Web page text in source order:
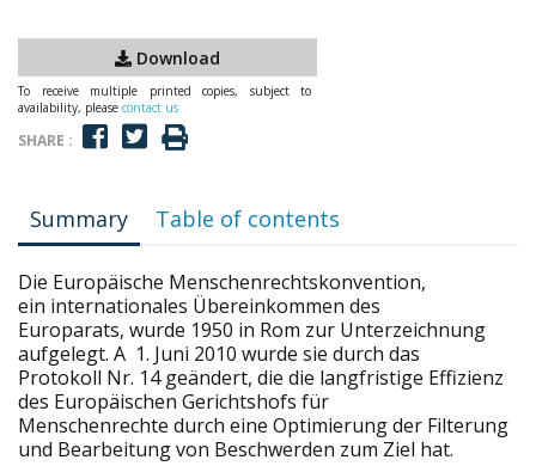
Download
To receive multiple printed copies, subject to
availability, please contact us
SHARE :
Summary Table of contents
Die Europäische Menschenrechtskonvention,
ein internationales Übereinkommen des
Europarats, wurde 1950 in Rom zur Unterzeichnung
aufgelegt. A 1. Juni 2010 wurde sie durch das
Protokoll Nr. 14 geändert, die die langfristige Effizienz
des Europäischen Gerichtshofs für
Menschenrechte durch eine Optimierung der Filterung
und Bearbeitung von Beschwerden zum Ziel hat.